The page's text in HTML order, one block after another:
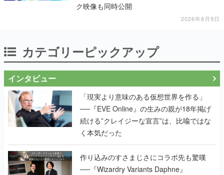
ク映像も同時公開
2026年8月9日
カテゴリーピックアップ
インタビュー
「現実より意味のある仮想世界を作る」
──『EVE Online』の生みの親が18年掲げ
続ける”クレイジーな宣言”は、比喩ではな
く本気だった
作り込みのすさまじさにコラボ先も驚嘆
──『Wizardry Variants Daphne』